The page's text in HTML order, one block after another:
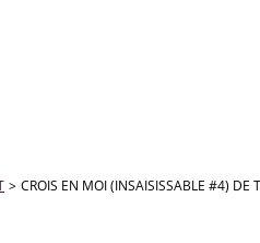
> CROIS EN MOI (INSAISISSABLE #4) DE